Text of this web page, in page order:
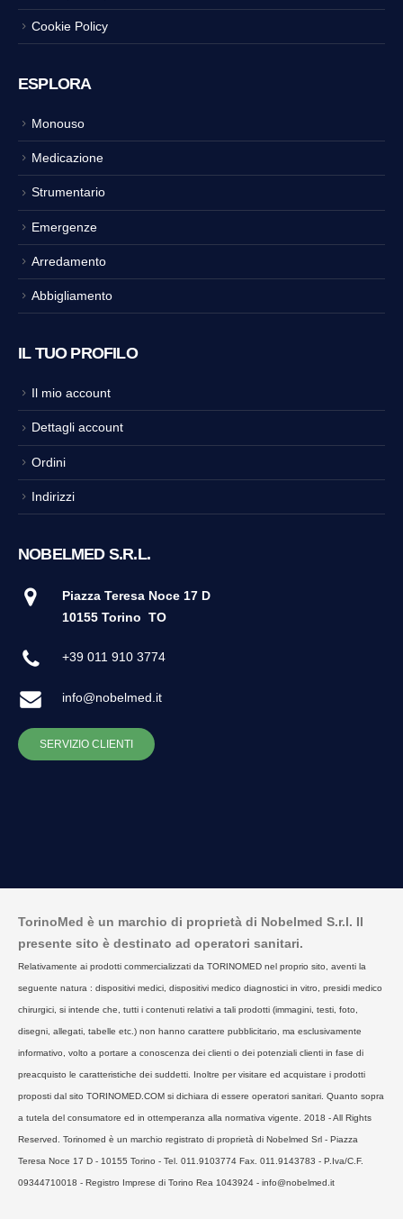
Cookie Policy
ESPLORA
Monouso
Medicazione
Strumentario
Emergenze
Arredamento
Abbigliamento
IL TUO PROFILO
Il mio account
Dettagli account
Ordini
Indirizzi
NOBELMED S.R.L.
Piazza Teresa Noce 17 D
10155 Torino TO
+39 011 910 3774
info@nobelmed.it
SERVIZIO CLIENTI
TorinoMed è un marchio di proprietà di Nobelmed S.r.l. Il
presente sito è destinato ad operatori sanitari.
Relativamente ai prodotti commercializzati da TORINOMED nel proprio sito, aventi la
seguente natura : dispositivi medici, dispositivi medico diagnostici in vitro, presidi medico
chirurgici, si intende che, tutti i contenuti relativi a tali prodotti (immagini, testi, foto,
disegni, allegati, tabelle etc.) non hanno carattere pubblicitario, ma esclusivamente
informativo, volto a portare a conoscenza dei clienti o dei potenziali clienti in fase di
preacquisto le caratteristiche dei suddetti. Inoltre per visitare ed acquistare i prodotti
proposti dal sito TORINOMED.COM si dichiara di essere operatori sanitari. Quanto sopra
a tutela del consumatore ed in ottemperanza alla normativa vigente. 2018 - All Rights
Reserved. Torinomed è un marchio registrato di proprietà di Nobelmed Srl - Piazza
Teresa Noce 17 D - 10155 Torino - Tel. 011.9103774 Fax. 011.9143783 - P.Iva/C.F.
09344710018 - Registro Imprese di Torino Rea 1043924 - info@nobelmed.it